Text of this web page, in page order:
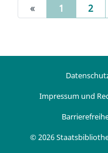
« 1 (current)
2
Impressum und
© 2026